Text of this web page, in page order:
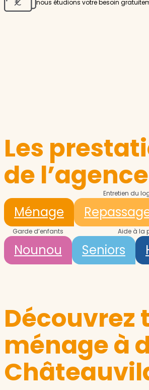
nous étudions votre besoin
Les
de
Entretien du
Ménage
Garde d’enfants
Nounou
Aide à la
Seniors
Découvrez
ménage à